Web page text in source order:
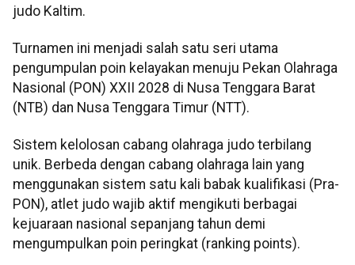
judo Kaltim.
Turnamen ini menjadi salah satu seri utama
pengumpulan poin kelayakan menuju Pekan Olahraga
Nasional (PON) XXII 2028 di Nusa Tenggara Barat
(NTB) dan Nusa Tenggara Timur (NTT).
Sistem kelolosan cabang olahraga judo terbilang
unik. Berbeda dengan cabang olahraga lain yang
menggunakan sistem satu kali babak kualifikasi (Pra-
PON), atlet judo wajib aktif mengikuti berbagai
kejuaraan nasional sepanjang tahun demi
mengumpulkan poin peringkat (ranking points).